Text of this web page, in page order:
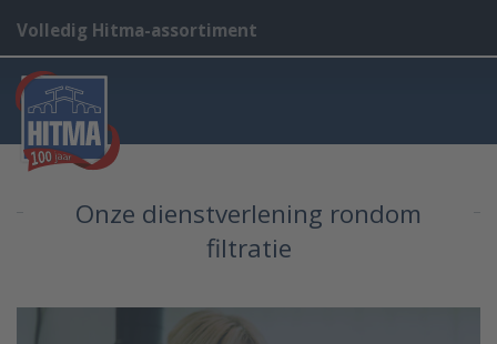
Volledig Hitma-assortiment
Onze dienstverlening rondom
filtratie